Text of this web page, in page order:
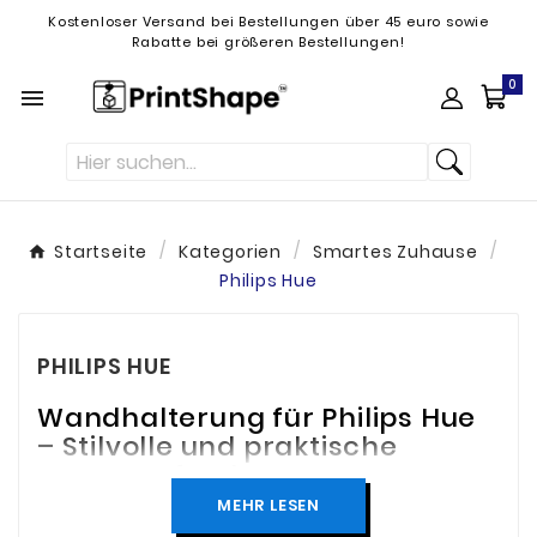
Kostenloser Versand bei Bestellungen über 45 euro sowie
Rabatte bei größeren Bestellungen!
 0
Startseite Kategorien
Smartes Zuhause
Philips Hue
PHILIPS HUE
Wandhalterung für Philips Hue
– Stilvolle und praktische
Montage für Ihre smarte
BeleuchtungMEHR LESEN